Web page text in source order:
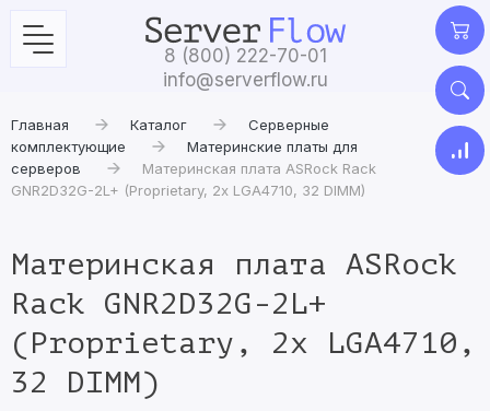
8 (800) 222-70-01
info@serverflow.ru
Главная Каталог
Серверные
комплектующие
Материнские платы для
серверов
Материнская плата ASRock Rack
GNR2D32G-2L+ (Proprietary, 2x LGA4710, 32 DIMM)
Материнская плата ASRock
Rack GNR2D32G-2L+
(Proprietary, 2x LGA4710,
32 DIMM)